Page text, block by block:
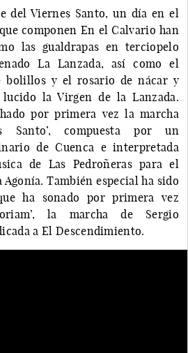
del Viernes Santo, un día en el
componen En el Calvario han
las gualdrapas en terciopelo
La Lanzada, así como el
bolillos y el rosario de nácar y
la Virgen de la Lanzada.
por primera vez la marcha
Santo’, compuesta por un
de Cuenca e interpretada
de Las Pedroñeras para el
También especial ha sido
ha sonado por primera vez
la marcha de Sergio
a El Descendimiento.